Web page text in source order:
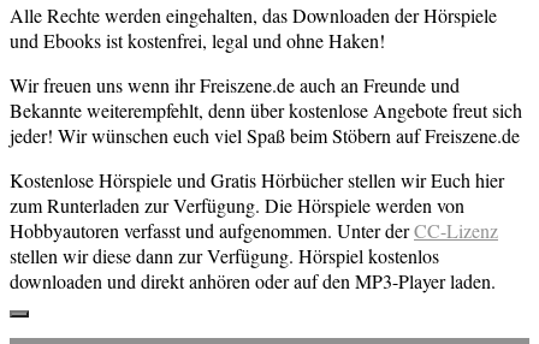
Alle Rechte werden eingehalten, das Downloaden der Hörspiele
und Ebooks ist kostenfrei, legal und ohne Haken!
Wir freuen uns wenn ihr Freiszene.de auch an Freunde und
Bekannte weiterempfehlt, denn über kostenlose Angebote freut sich
jeder! Wir wünschen euch viel Spaß beim Stöbern auf Freiszene.de
Kostenlose Hörspiele und Gratis Hörbücher stellen wir Euch hier
zum Runterladen zur Verfügung. Die Hörspiele werden von
Hobbyautoren verfasst und aufgenommen. Unter derCC-Lizenz
stellen wir diese dann zur Verfügung. Hörspiel kostenlos
downloaden und direkt anhören oder auf den MP3-Player laden.